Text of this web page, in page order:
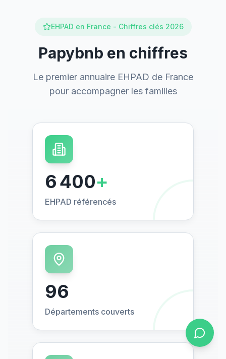
EHPAD en France - Chiffres clés 2026
Papybnb en chiffres
Le premier annuaire EHPAD de France
pour accompagner les familles
6 400+
EHPAD référencés
96
Départements couverts